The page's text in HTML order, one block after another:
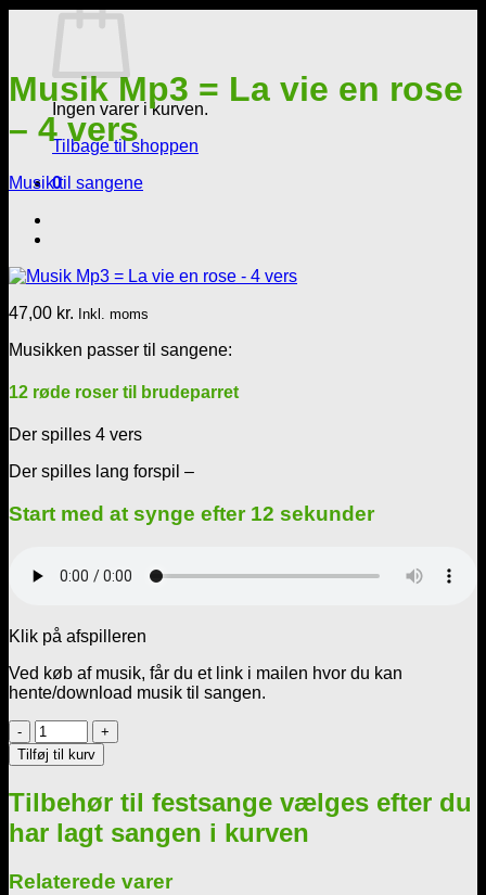
Ingen varer i kurven.
Tilbage til shoppen
0
Musik Mp3 = La vie en rose
– 4 vers
Musik til sangene
47,00 kr. Inkl. moms
Musikken passer til sangene:
12 røde roser til brudeparret
Der spilles 4 vers
Der spilles lang forspil –
Start med at synge efter 12 sekunder
Klik på afspilleren
Ved køb af musik, får du et link i mailen hvor du kan
hente/download musik til sangen.
Musik
Mp3
=
vie
en
rose
4
Tilføj til kurv
Tilbehør til festsange vælges efter du
har lagt sangen i kurven
Relaterede varer